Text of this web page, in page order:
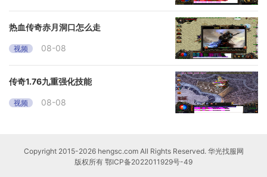
热血传奇赤月洞口怎么走
视频 08-08
传奇1.76九重强化技能
视频 08-08
Copyright 2015-2026 hengsc.com All Rights Reserved. 华光找服网
版权所有 鄂ICP备2022011929号-49